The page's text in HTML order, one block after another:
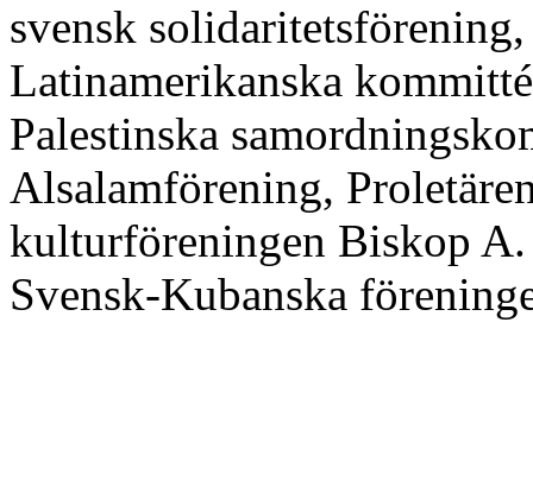
svensk
Latinamerikanska
Palestinska
Alsalamförening,
kulturföreningen Biskop
Svensk-Kubanska